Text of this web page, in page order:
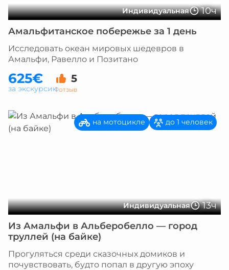
Индивидуальная
10ч
Амальфитанское побережье за 1 день
Исследовать океан мировых шедевров в
Амальфи, Равелло и Позитано
625€ 5
1 отзыв
за экскурсию
Индивидуальная 13ч
на мотоцикле до 1 человек
Из Амальфи в Альберобелло — город
труллей (на байке)
Прогуляться среди сказочных домиков и
почувствовать, будто попал в другую эпоху